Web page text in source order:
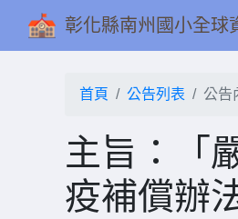
彰化縣南州國小全球
首頁 公告列表 公告
主旨：「
疫補償辦